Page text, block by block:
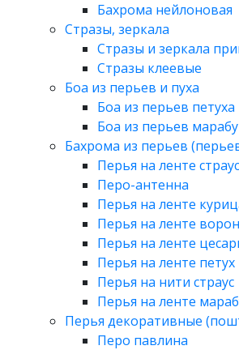
Бахрома нейлоновая
Стразы, зеркала
Стразы и зеркала
Стразы клеевые
Боа из перьев и пуха
Боа из перьев
Боа из перьев
Бахрома из перьев
Перья на ленте страус
Перо-антенна
Перья на ленте
Перья на ленте
Перья на ленте
Перья на ленте петух
Перья на нити страус
Перья на ленте
Перья декоративные
Перо павлина